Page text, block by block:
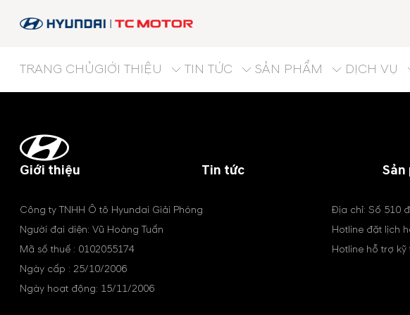
TRANG CHỦGIỚI THIỆU TIN TỨC SẢN PHẨM DỊCH VỤ
Giới thiệu Tin tức Sản
Công ty TNHH Ô tô Hyundai Giải Phóng
Người đại diện: Vũ Hoàng Tuấn
Mã số thuế : 0102055174
Ngày cấp : 25/10/2006
Ngày hoạt động: 15/11/2006
Địa chỉ: Số 510
Hotline đặt lịch
Hotline hỗ trợ kỹ